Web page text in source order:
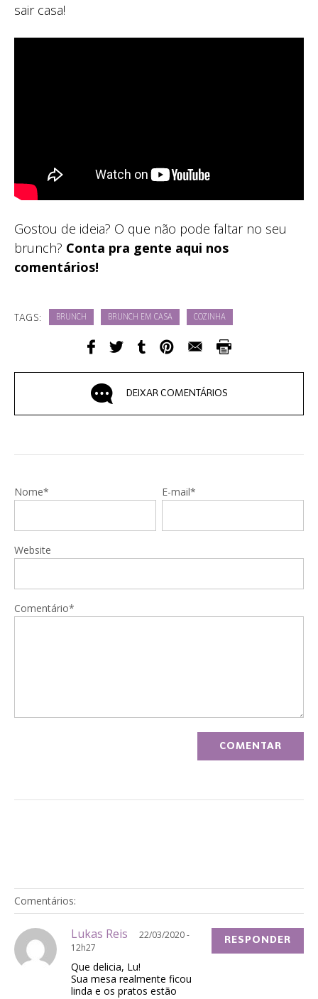
sair casa!
Gostou de ideia? O que não pode faltar no seu
brunch? Conta pra gente aqui nos
comentários!
TAGS: BRUNCH BRUNCH EM CASA COZINHA
DEIXAR COMENTÁRIOS
Nome* E-mail*
Website
Comentário*
Comentários:
Lukas Reis
22/03/2020 -
12h27
Que delicia, Lu!
Sua mesa realmente ficou
linda e os pratos estão
RESPONDER